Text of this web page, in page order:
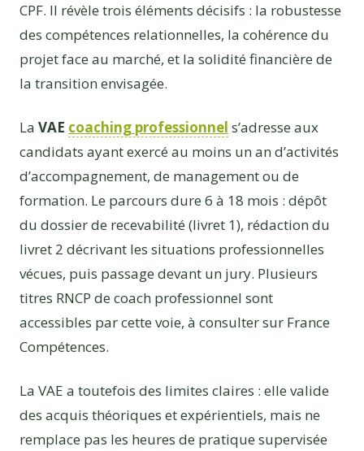
CPF. Il révèle trois éléments décisifs : la robustesse
des compétences relationnelles, la cohérence du
projet face au marché, et la solidité financière de
la transition envisagée.
La VAE coaching professionnel s’adresse aux
candidats ayant exercé au moins un an d’activités
d’accompagnement, de management ou de
formation. Le parcours dure 6 à 18 mois : dépôt
du dossier de recevabilité (livret 1), rédaction du
livret 2 décrivant les situations professionnelles
vécues, puis passage devant un jury. Plusieurs
titres RNCP de coach professionnel sont
accessibles par cette voie, à consulter sur France
Compétences.
La VAE a toutefois des limites claires : elle valide
des acquis théoriques et expérientiels, mais ne
remplace pas les heures de pratique supervisée